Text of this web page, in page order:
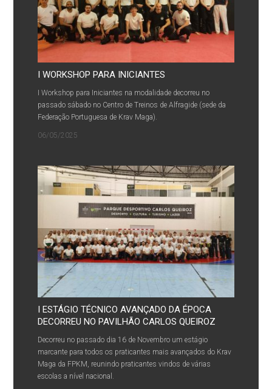
I WORKSHOP PARA INICIANTES
I Workshop para Iniciantes na modalidade decorreu no
passado sábado no Centro de Treinos de Alfragide (sede da
Federação Portuguesa de Krav Maga).
06/05/2025
I ESTÁGIO TÉCNICO AVANÇADO DA ÉPOCA
DECORREU NO PAVILHÃO CARLOS QUEIROZ
Decorreu no passado dia 16 de Novembro um estágio
marcante para todos os praticantes mais avançados do Krav
Maga da FPKM, reunindo praticantes vindos de várias
escolas a nível nacional.